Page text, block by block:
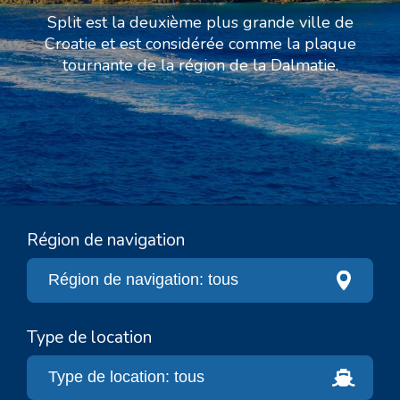
Split est la deuxième plus grande ville de
Croatie et est considérée comme la plaque
tournante de la région de la Dalmatie.
Région de navigation
Type de location